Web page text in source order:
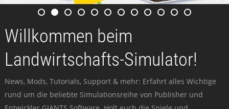
Willkommen beim
Landwirtschafts-Simulator!
News, Mods, Tutorials, Support & mehr: Erfahrt alles Wichtige
rund um die beliebte Simulationsreihe von Publisher und